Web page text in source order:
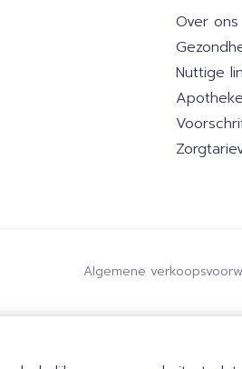
Over ons
Nuttige
Algemene